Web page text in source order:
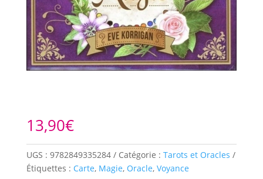
13,90€
UGS : 9782849335284 Catégorie : Tarots et Oracles
Étiquettes : Carte, Magie, Oracle, Voyance